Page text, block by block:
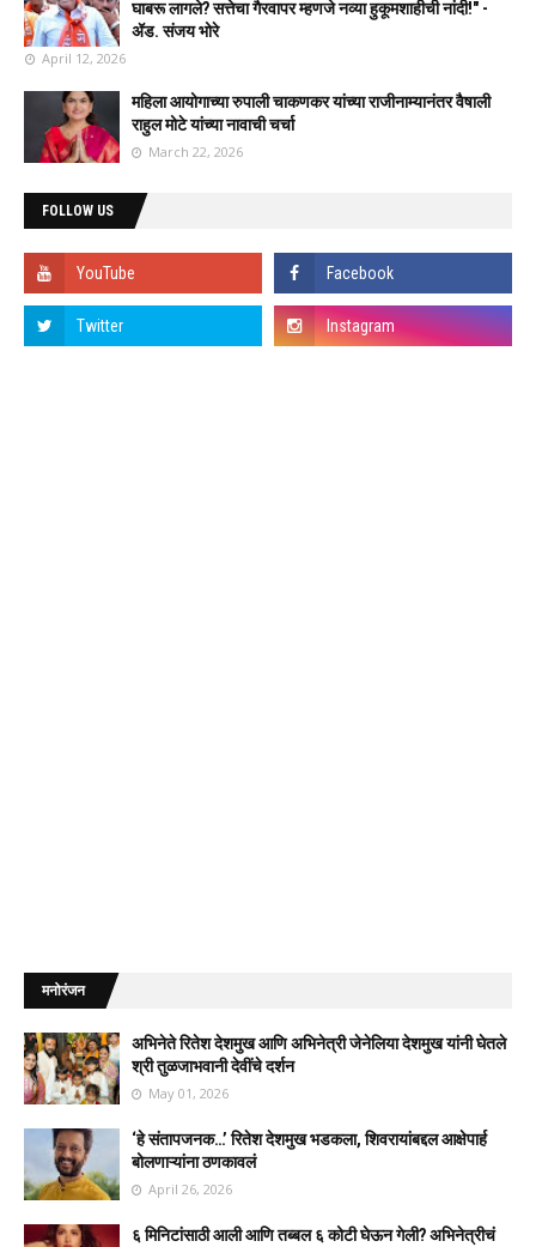
घाबरू लागले? सत्तेचा गैरवापर म्हणजे नव्या हुकूमशाहीची नांदी!" -
ॲड. संजय भोरे
April 12, 2026
महिला आयोगाच्या रुपाली चाकणकर यांच्या राजीनाम्यानंतर वैषाली
राहुल मोटे यांच्या नावाची चर्चा
March 22, 2026
FOLLOW US
मनोरंजन
अभिनेते रितेश देशमुख आणि अभिनेत्री जेनेलिया देशमुख यांनी घेतले
श्री तुळजाभवानी देवींचे दर्शन
May 01, 2026
‘हे संतापजनक…’ रितेश देशमुख भडकला, शिवरायांबद्दल आक्षेपार्ह
बोलणाऱ्यांना ठणकावलं
April 26, 2026
६ मिनिटांसाठी आली आणि तब्बल ६ कोटी घेऊन गेली? अभिनेत्रीचं